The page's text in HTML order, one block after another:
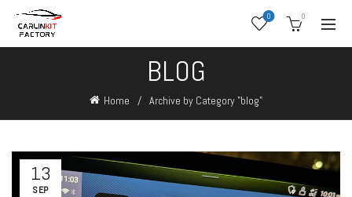
0 0
BLOG
Home Archive by Category "blog"
13
SEP